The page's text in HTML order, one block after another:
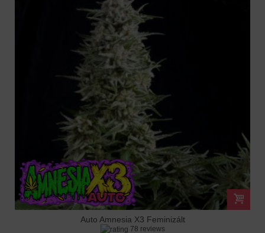
Auto Amnesia X3 Feminizált
78 reviews